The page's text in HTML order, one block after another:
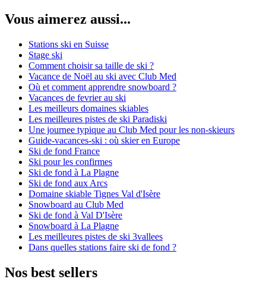
Vous aimerez aussi...
Stations ski en Suisse
Stage ski
Comment choisir sa taille de ski ?
Vacance de Noël au ski avec Club Med
Où et comment apprendre snowboard ?
Vacances de fevrier au ski
Les meilleurs domaines skiables
Les meilleures pistes de ski Paradiski
Une journee typique au Club Med pour les non-skieurs
Guide-vacances-ski : où skier en Europe
Ski de fond France
Ski pour les confirmes
Ski de fond à La Plagne
Ski de fond aux Arcs
Domaine skiable Tignes Val d'Isère
Snowboard au Club Med
Ski de fond à Val D'Isère
Snowboard à La Plagne
Les meilleures pistes de ski 3vallees
Dans quelles stations faire ski de fond ?
Nos best sellers